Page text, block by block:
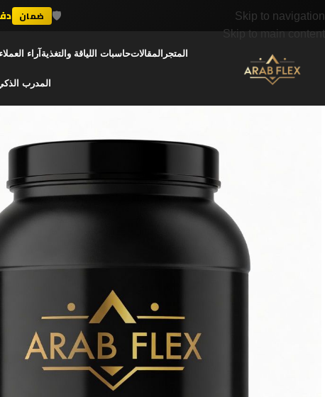
Skip to navigation
Skip to main content
المتجر المقالاتحاسبات اللياقة والتغذيةآراء العملاء
المدرب
🛡️ ضمان